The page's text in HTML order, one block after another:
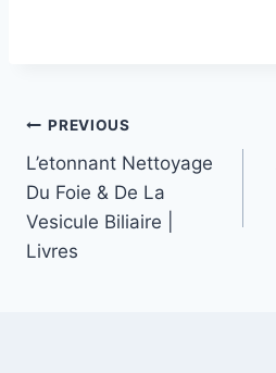
PREVIOUS
L’etonnant Nettoyage
Du Foie & De La
Vesicule Biliaire |
Livres